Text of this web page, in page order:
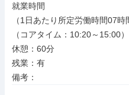
就業時間
（1日あたり所定労働時間07
（コアタイム：10:20～15:00）
休憩：60分
残業：有
備考：